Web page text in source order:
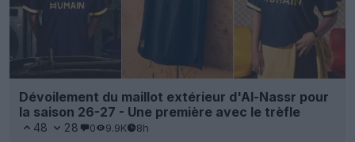
Dévoilement du maillot extérieur d'Al-Nassr pour
la saison 26-27 - Une première avec le trèfle
48 28 0 9.9K 8h